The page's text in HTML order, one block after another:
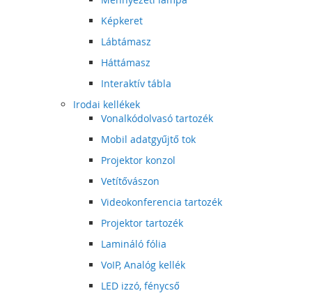
Képkeret
Lábtámasz
Háttámasz
Interaktív tábla
Irodai kellékek
Vonalkódolvasó tartozék
Mobil adatgyűjtő tok
Projektor konzol
Vetítővászon
Videokonferencia tartozék
Projektor tartozék
Lamináló fólia
VoIP, Analóg kellék
LED izzó, fénycső